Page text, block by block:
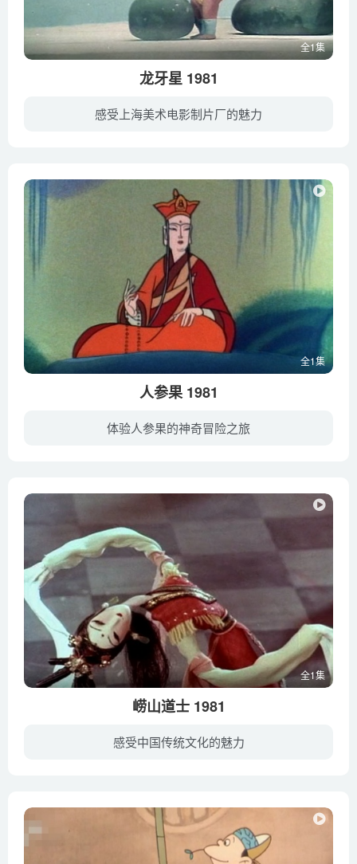
全1集
龙牙星 1981
感受上海美术电影制片厂的魅力
全1集
人参果 1981
体验人参果的神奇冒险之旅
全1集
崂山道士 1981
感受中国传统文化的魅力